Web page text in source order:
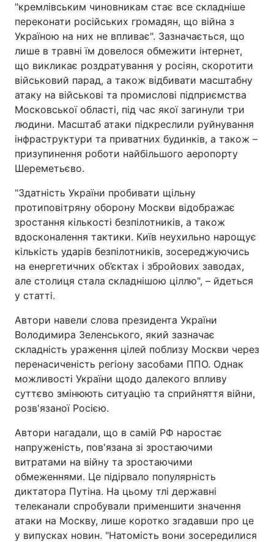
"кремлівським чиновникам стає все складніше
переконати російських громадян, що війна з
Україною на них не впливає". Зазначається, що
лише в травні їм довелося обмежити інтернет,
що викликає роздратування у росіян, скоротити
військовий парад, а також відбивати масштабну
атаку на військові та промислові підприємства
Московської області, під час якої загинули три
людини. Масштаб атаки підкреслили руйнування
інфраструктури та приватних будинків, а також –
призупинення роботи найбільшого аеропорту
Шереметьєво.
"Здатність України пробивати щільну
протиповітряну оборону Москви відображає
зростання кількості безпілотників, а також
вдосконалення тактики. Київ неухильно нарощує
кількість ударів безпілотників, зосереджуючись
на енергетичних об’єктах і збройових заводах,
але столиця стала складнішою ціллю", – йдеться
у статті.
Автори навели слова президента України
Володимира Зеленського, який зазначає
складність ураження цілей поблизу Москви через
перенасиченість регіону засобами ППО. Однак
можливості України щодо далекого впливу
суттєво змінюють ситуацію та сприйняття війни,
розв'язаної Росією.
Автори нагадали, що в самій РФ наростає
напруженість, пов'язана зі зростаючими
витратами на війну та зростаючими
обмеженнями. Це підірвало популярність
диктатора Путіна. На цьому тлі державні
телеканали спробували применшити значення
атаки на Москву, лише коротко згадавши про це
у випусках новин. "Натомість вони зосередилися